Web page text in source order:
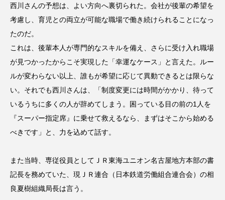
西川さんの予想は、よい方向へ裏切られた。会社が後輩の希望を
考慮し、育児との両立が可能な職場で働き続けられることになっ
たのだ。
これは、後輩本人が専門的なスキルを備え、さらに受け入れ職場
が見つかったからこそ実現した「幸運なケース」と言えた。ルー
ルが変わらない以上、誰もが希望に応じて異動できるとは限らな
い。それでも西川さんは、「制度変更には時間がかかり、待って
いるうちに多くの人が辞めてしまう。困っている目の前の1人を
『スーパー指定席』に乗せて救えるなら、まずはそこから始める
べきです」と、力を込めて話す。
また当時、専従役員としてＪＲ東海ユニオン名古屋地方本部の書
記長を務めていた、現ＪＲ連合（日本鉄道労働組合連合会）の相
良夏樹組織局長は言う。